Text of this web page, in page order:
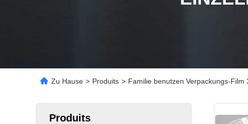
Zu Hause > Produits > Familie benutzen Verpackungs-
Produits